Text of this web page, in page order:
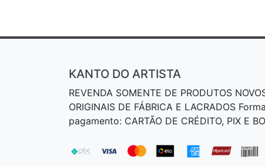
KANTO DO ARTISTA
REVENDA SOMENTE DE PRODUTOS
ORIGINAIS DE FÁBRICA E LACRADOS
pagamento: CARTÃO DE CRÉDITO, PIX E